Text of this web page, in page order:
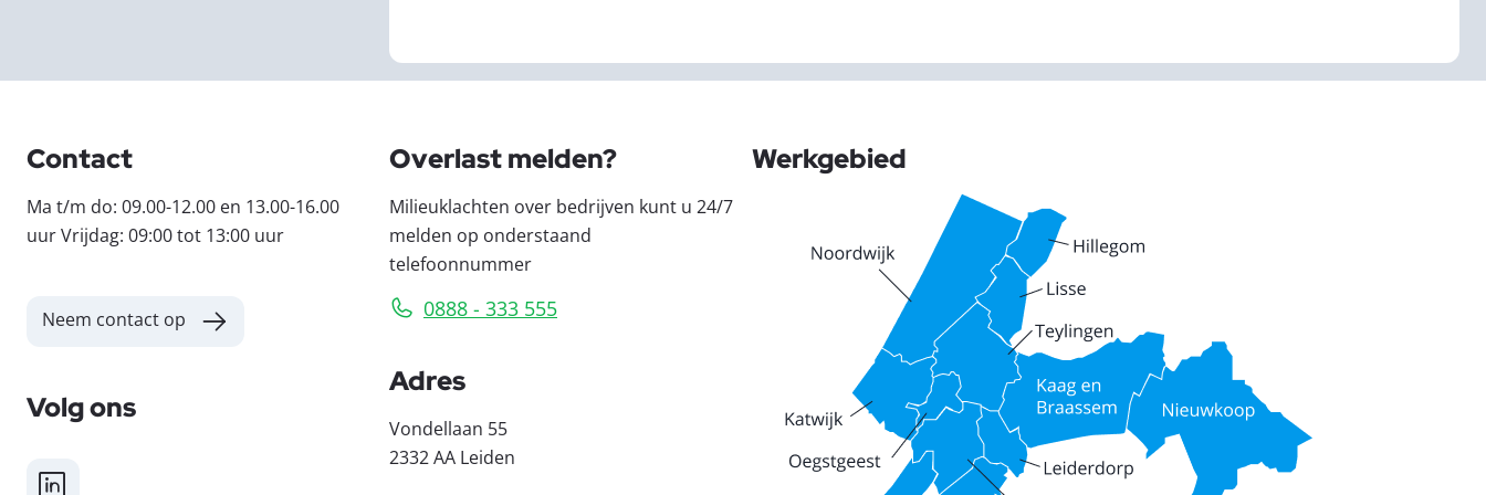
Contact
Ma t/m do: 09.00-12.00 en 13.00-16.00
uur Vrijdag: 09:00 tot 13:00 uur
Neem contact op
Volg ons
LinkedIn
Overlast melden?
Milieuklachten over bedrijven kunt u 24/7
melden op onderstaand
telefoonnummer
0888 - 333 555
Adres
Vondellaan 55
2332 AA Leiden
Werkgebied